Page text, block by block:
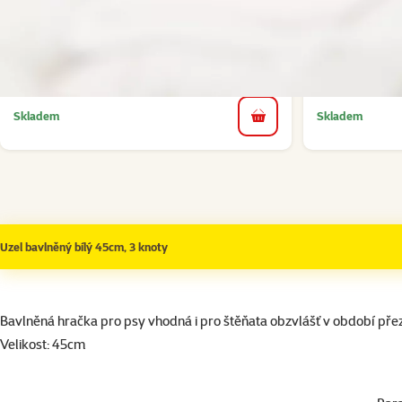
Skladem do košíku Skladem
Uzel bavlněný bílý 45cm, 3 knoty
superzoo.product.detail.content
Bavlněná hračka pro psy vhodná i pro štěňata obzvlášť v období
Velikost: 45cm